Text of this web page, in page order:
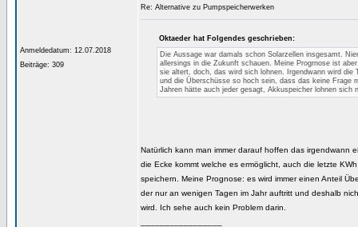
Anmeldedatum: 12.07.2018
Beiträge: 309
Re: Alternative zu Pumpspeicherwerken
Oktaeder hat Folgendes geschrieben:
Die Aussage war damals schon Solarzellen insgesamt.
allersings in die Zukunft schauen. Meine Progrnose ist
sie altert, doch, das wird sich lohnen. Irgendwann wird die
und die Überschüsse so hoch sein, dass das keine Frage
Jahren hätte auch jeder gesagt, Akkuspeicher lohnen sich
Natürlich kann man immer darauf hoffen das irgendwann
die Ecke kommt welche es ermöglicht, auch die letzte
speichern. Meine Prognose: es wird immer einen Anteil
der nur an wenigen Tagen im Jahr auftritt und deshalb
wird. Ich sehe auch kein Problem darin.